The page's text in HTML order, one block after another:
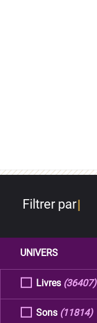
Filtrer par
UNIVERS
Livres (36407)
Sons (11814)